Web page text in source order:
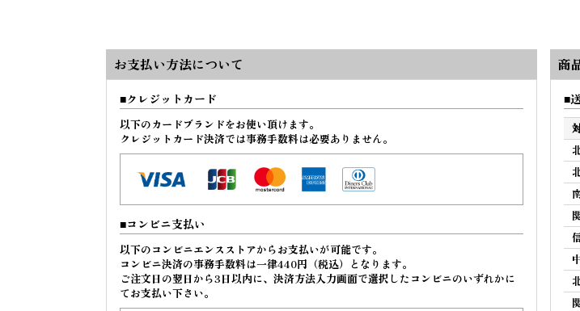
お支払い方法について
クレジットカード
以下のカードブランドをお使い頂けます。
クレジットカード決済では事務手数料は必要ありません。
コンビニ支払い
以下のコンビニエンスストアからお支払いが可能です。
コンビニ決済の事務手数料は一律440円（税込）となります。
ご注文日の翌日から3日以内に、決済方法入力画面で選択したコンビニのいずれかに
てお支払い下さい。
商